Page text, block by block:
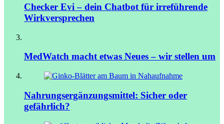
Checker Evi – dein Chatbot für irreführende
Wirkversprechen
MedWatch macht etwas Neues – wir stellen um
Nahrungsergänzungsmittel: Sicher oder
gefährlich?